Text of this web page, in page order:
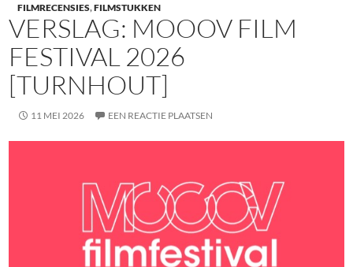
FILMRECENSIES,FILMSTUKKEN
VERSLAG: MOOOV FILM
FESTIVAL 2026
[TURNHOUT]
11 MEI 2026 EEN REACTIE PLAATSEN